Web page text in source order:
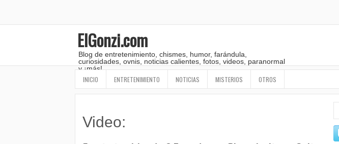
ElGonzi.com
Blog de entretenimiento, chismes, humor, farándula,
curiosidades, ovnis, noticias calientes, fotos, videos, paranormal
y ¡más!
INICIO ENTRETENIMIENTO NOTICIAS MISTERIOS OTROS
Video: